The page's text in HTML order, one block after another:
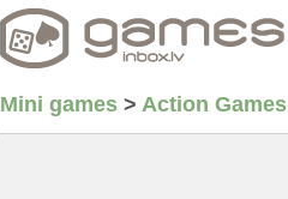
Mini games > Action Games